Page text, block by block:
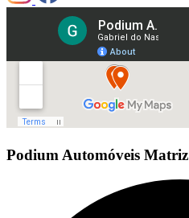
Podium Automóveis Matriz